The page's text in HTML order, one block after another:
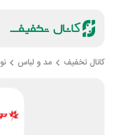
کانال تخفیف مد و لباس